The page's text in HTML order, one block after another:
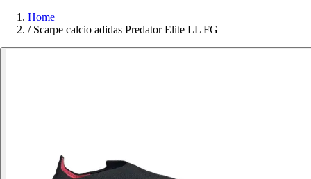
Home
/ Scarpe calcio adidas Predator Elite LL FG